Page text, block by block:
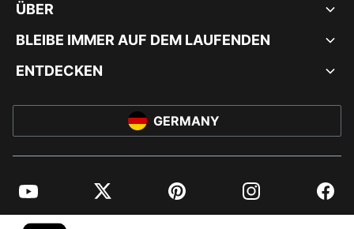
ÜBER
BLEIBE IMMER AUF DEM LAUFENDEN
ENTDECKEN
GERMANY
YouTube Twitter Pinterest Instagram